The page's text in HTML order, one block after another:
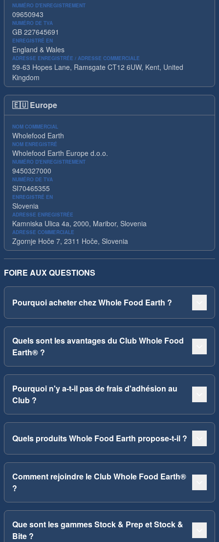
NUMÉRO D'ENREGISTREMENT
09650943
NUMÉRO DE TVA
GB 227645691
ENREGISTRÉ EN
England & Wales
ADRESSE ENREGISTRÉE / ADRESSE COMMERCIALE
59-63 Hopes Lane, Ramsgate CT12 6UW, Kent, United
Kingdom
🇪🇺 Europe
NOM COMMERCIAL
Wholefood Earth
NOM ENREGISTRÉ
Wholefood Earth Europe d.o.o.
NUMÉRO D'ENREGISTREMENT
9450327000
NUMÉRO DE TVA
SI70465355
ENREGISTRÉ EN
Slovenia
ADRESSE ENREGISTRÉE
Kamniska Ulica 4a, 2000, Maribor, Slovenia
ADRESSE COMMERCIALE
Zgornje Hoče 7, 2311 Hoče, Slovenia
FOIRE AUX QUESTIONS
Pourquoi acheter chez Whole Food Earth ?
Quels sont les avantages du Club Whole Food
Earth® ?
Pourquoi n'y a-t-il pas de frais d'adhésion au
Club ?
Quels produits Whole Food Earth propose-t-il ?
Comment rejoindre le Club Whole Food Earth®
?
Que sont les gammes Stock & Prep et Stock &
Bite ?